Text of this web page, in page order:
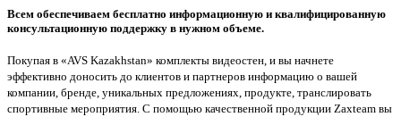
Всем обеспечиваем бесплатно информационную и квалифицированную
консультационную поддержку в нужном объеме.
Покупая в «AVS Kazakhstan» комплекты видеостен, и вы начнете
эффективно доносить до клиентов и партнеров информацию о вашей
компании, бренде, уникальных предложениях, продукте, транслировать
спортивные мероприятия. С помощью качественной продукции Zaxteam вы